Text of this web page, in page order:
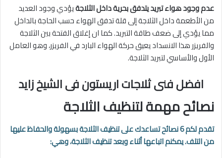
عدم وجود هواء تبريد يتدفق بحرية داخل الثلاجةيؤدي وجود العديد
من الأطعمة داخل الثلاجة إلى قلة تدفق الهواء حسب الحاجة بالداخل
مما يؤدي إلى ضعف طاقة التبريد. كما ان إغلاق الفتحة بين الثلاجة
والفريزر هذا الانسداد يعيق حركة الهواء البارد في الفريزر، وهو العامل
الأول والأساسي لتبريد الثلاجة.
افضل فنى ثلاجات اريستون فى الشيخ زايد
نصائح مهمة لتنظيفالثلاجة
تقدم لكم 6 نصائح تساعدك على تنظيف الثلاجة بسهولة والحفاظ عليها
من التلف. يمكنم اتباعها أثناء وبعد تنظيف الثلاجة، وهي: